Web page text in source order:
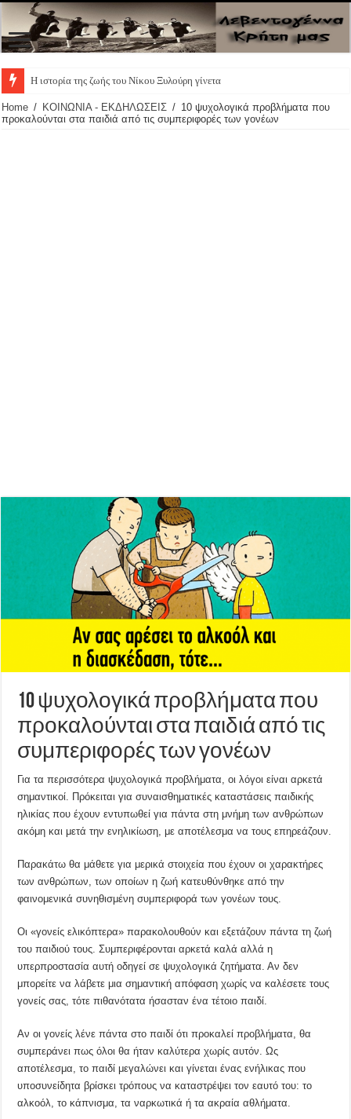
Η ιστορία της ζωής του Νίκου Ξυλούρη γίνεται θεατρ
Home / ΚΟΙΝΩΝΙΑ - ΕΚΔΗΛΩΣΕΙΣ / 10 ψυχολογικά προβλήματα που
προκαλούνται στα παιδιά από τις συμπεριφορές των γονέων
10 ψυχολογικά προβλήματα που
προκαλούνται στα παιδιά από τις
συμπεριφορές των γονέων
Για τα περισσότερα ψυχολογικά προβλήματα, οι λόγοι είναι αρκετά
σημαντικοί. Πρόκειται για συναισθηματικές καταστάσεις παιδικής
ηλικίας που έχουν εντυπωθεί για πάντα στη μνήμη των ανθρώπων
ακόμη και μετά την ενηλικίωση, με αποτέλεσμα να τους επηρεάζουν.
Παρακάτω θα μάθετε για μερικά στοιχεία που έχουν οι χαρακτήρες
των ανθρώπων, των οποίων η ζωή κατευθύνθηκε από την
φαινομενικά συνηθισμένη συμπεριφορά των γονέων τους.
Οι «γονείς ελικόπτερα» παρακολουθούν και εξετάζουν πάντα τη ζωή
του παιδιού τους. Συμπεριφέρονται αρκετά καλά αλλά η
υπερπροστασία αυτή οδηγεί σε ψυχολογικά ζητήματα. Αν δεν
μπορείτε να λάβετε μια σημαντική απόφαση χωρίς να καλέσετε τους
γονείς σας, τότε πιθανότατα ήσασταν ένα τέτοιο παιδί.
Αν οι γονείς λένε πάντα στο παιδί ότι προκαλεί προβλήματα, θα
συμπεράνει πως όλοι θα ήταν καλύτερα χωρίς αυτόν. Ως
αποτέλεσμα, το παιδί μεγαλώνει και γίνεται ένας ενήλικας που
υποσυνείδητα βρίσκει τρόπους να καταστρέψει τον εαυτό του: το
αλκοόλ, το κάπνισμα, τα ναρκωτικά ή τα ακραία αθλήματα.